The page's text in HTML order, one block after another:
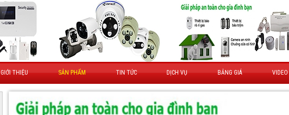
GIỚI THIỆU SẢN PHẨM TIN TỨC DỊCH VỤ BẢNG GIÁ VIDEO